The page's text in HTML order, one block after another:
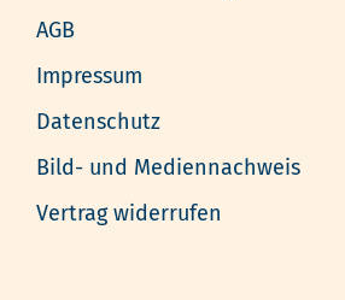
AGB
Impressum
Datenschutz
Bild- und Mediennachweis
Vertrag widerrufen